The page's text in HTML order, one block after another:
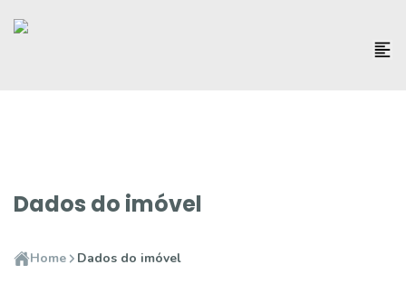
Dados do imóvel
Home Dados do imóvel